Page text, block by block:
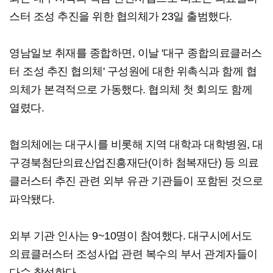
스터 조성 추진을 위한 협의체가 23일 출범했다.
영남일보 취재를 종합하면, 이날 '대구 종합의료클러스
터 조성 추진 협의체' 구성원에 대한 위촉식과 함께 협
의체가 본격적으로 가동했다. 협의체 첫 회의도 함께
열렸다.
협의체에는 대구시를 비롯해 지역 대학과 대학병원, 대
구경북첨단의료산업진흥재단(이하 첨복재단) 등 의료
클러스터 추진 관련 외부 유관 기관들이 포함된 것으로
파악됐다.
외부 기관 인사는 9~10명이 참여했다. 대구시에서도
의료클러스터 조성사업 관련 복수의 부서 관계자들이